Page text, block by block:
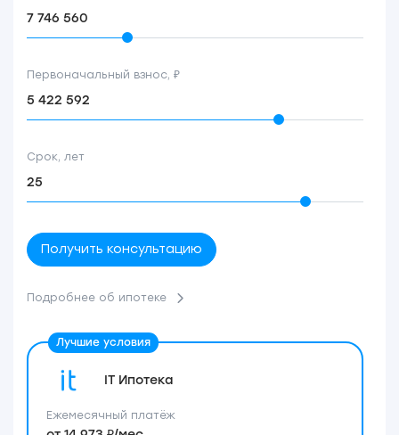
Первоначальный взнос, ₽
Срок, лет
Получить консультацию
Подробнее об ипотеке
IT Ипотека
Ежемесячный платёж